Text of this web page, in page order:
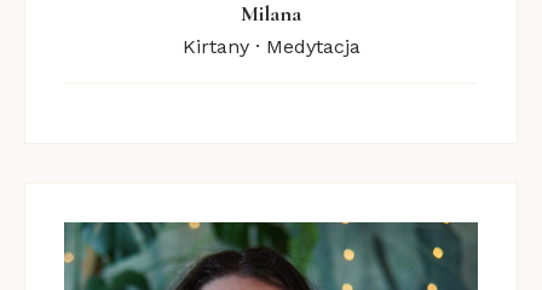
Milana
Kirtany · Medytacja